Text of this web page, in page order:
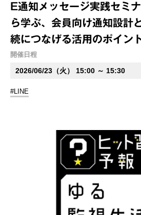
E通知メッセージ実践セミ
ら学ぶ、会員向け通知設計
続につなげる活用のポイン
開催日程
2026/06/23（火） 15:00 ～ 15:30
#LINE